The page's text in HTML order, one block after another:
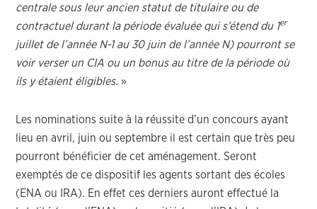
centrale sous leur ancien statut de titulaire ou de
contractuel durant la période évaluée qui s’étend du 1er
juillet de l’année N-1 au 30 juin de l’année N) pourront se
voir verser un CIA ou un bonus au titre de la période où
ils y étaient éligibles. »
Les nominations suite à la réussite d’un concours ayant
lieu en avril, juin ou septembre il est certain que très peu
pourront bénéficier de cet aménagement. Seront
exemptés de ce dispositif les agents sortant des écoles
(ENA ou IRA). En effet ces derniers auront effectué la